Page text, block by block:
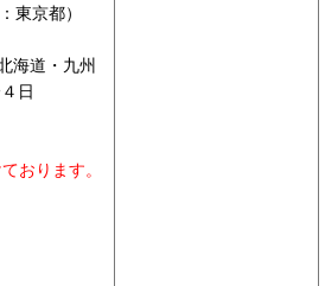
東京都）
海道・九州
日
おります。